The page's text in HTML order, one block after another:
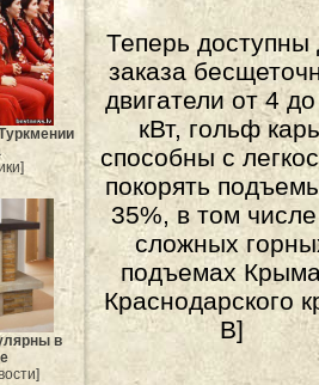
в
Теперь доступны
заказа
двигатели от 4
кВт, гольф
способны с
покорять
35%, в том
сложных
подъемах
Краснодарского
В]